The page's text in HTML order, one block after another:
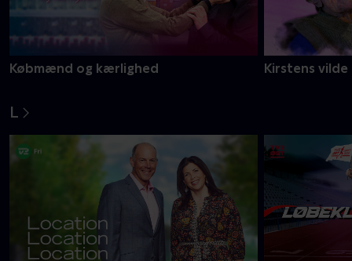
Købmænd og kærlighed Kirstens vilde
L